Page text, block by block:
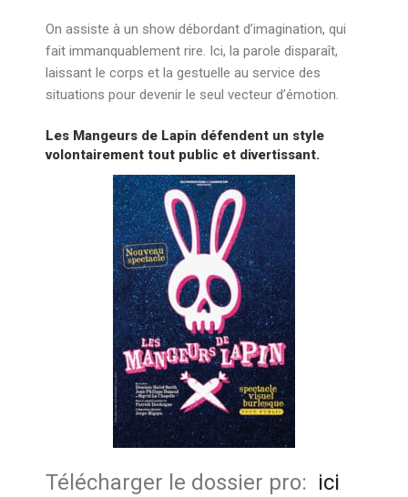
On assiste à un show débordant d’imagination, qui
fait immanquablement rire. Ici, la parole disparaît,
laissant le corps et la gestuelle au service des
situations pour devenir le seul vecteur d’émotion.
Les Mangeurs de Lapin défendent un style
volontairement tout public et divertissant.
Télécharger le dossier pro: ici